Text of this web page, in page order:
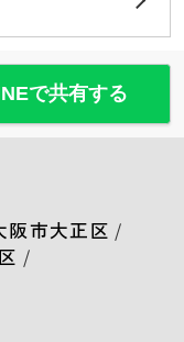
で共有する
阪市大正区 /
/